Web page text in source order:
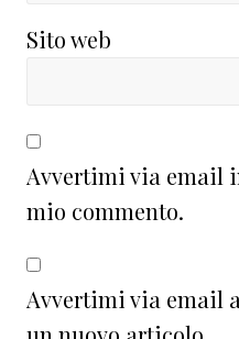
Sito web
Avvertimi via email
mio commento.
Avvertimi via email